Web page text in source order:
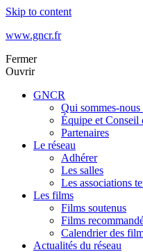
Skip to content
www.gncr.fr
Fermer
Ouvrir
GNCR
Qui sommes-nous
Équipe et Conseil
Partenaires
Le réseau
Adhérer
Les salles
Les associations
Les films
Films soutenus
Films
Calendrier des
Actualités du réseau